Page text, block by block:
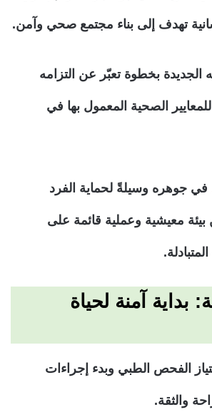
تهدف إلى بناء مجتمع صحي وآمن.
الجديدة بخطوة تعبّر عن التزامه
للمعايير الصحية المعمول بها في
في جوهره وسيلةً لحماية الفرد
بيئة معيشية وعملية قائمة على
بداية آمنة لحياة
الفحص الطبي وبدء إجراءات
والثقة.